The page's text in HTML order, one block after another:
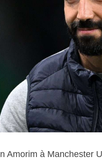
Amorim à Manchester